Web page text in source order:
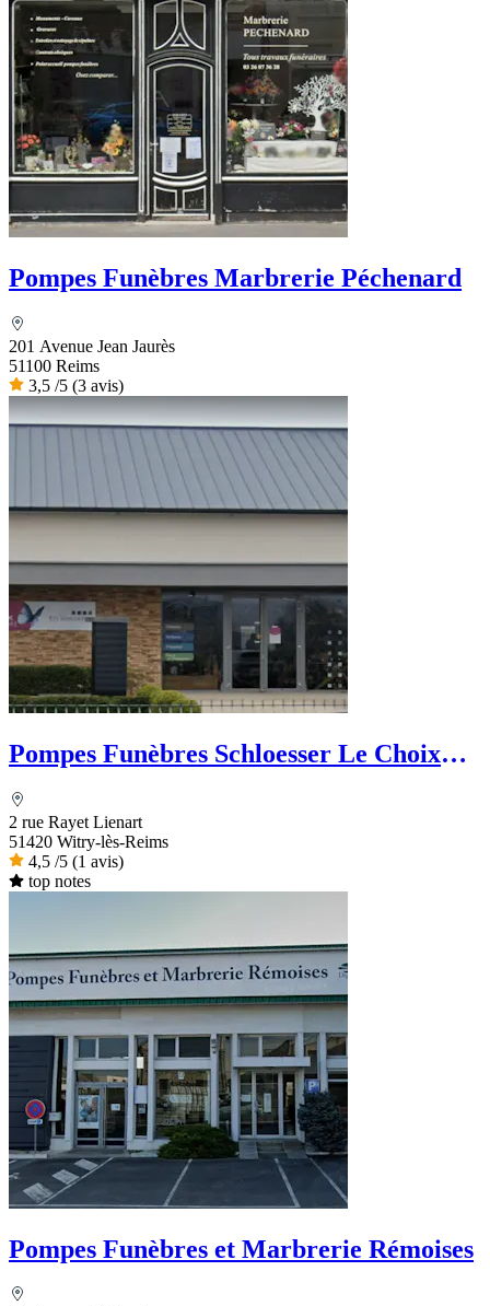
Pompes Funèbres Marbrerie Péchenard
201 Avenue Jean Jaurès
51100 Reims
3,5 /5 (3 avis)
Pompes Funèbres Schloesser Le Choix
2 rue Rayet Lienart
51420 Witry-lès-Reims
4,5 /5 (1 avis)
top notes
Pompes Funèbres et Marbrerie Rémoises